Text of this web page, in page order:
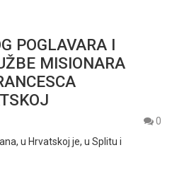
POGLAVARA I
MISIONARA
0
u Hrvatskoj je, u Splitu i